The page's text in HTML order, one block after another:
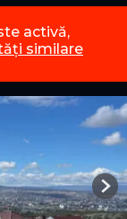
activă,
similare